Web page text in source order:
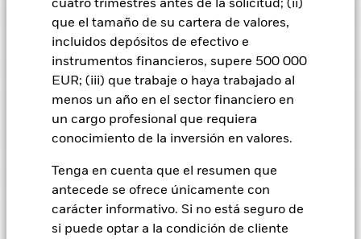
cuatro trimestres antes de la solicitud; (ii)
que el tamaño de su cartera de valores,
incluidos depósitos de efectivo e
instrumentos financieros, supere 500 000
EUR; (iii) que trabaje o haya trabajado al
menos un año en el sector financiero en
un cargo profesional que requiera
conocimiento de la inversión en valores.
Tenga en cuenta que el resumen que
antecede se ofrece únicamente con
carácter informativo. Si no está seguro de
si puede optar a la condición de cliente
Rentabilidad
Gráfico de rendimiento
Ver gráfico completo
Distribución
Fecha de corte Distribución total
Las acciones de empresas más pequeñas se suelen negociar
en menores volúmenes y sufren mayores variaciones de
precios que las empresas de mayor dimensión.El riesgo de
empresas. Ello significa que el Fondo es más sensible a
cualquier hecho localizado, ya sea económico, de mercado,
renta variable se puede ver afectado por los movimientos
diarios del mercado bursátil. Entre otros factores que influyen
beneficios empresariales y los hechos societarios de
importancia.El Fondo pretende excluir a las empresas que
Datos clave
Activos netos del Fondo JPY 62.831.817.788
Divisa base
limitaciones 1
S&P JP MidSmall Cap NET
Características del Fondo
Desviación típica (3 años)
Ratio precio/beneficio
Indicador de riesgo
1 2 3 4 5 6
Posiciones
a 30 jun 2026
Desglose